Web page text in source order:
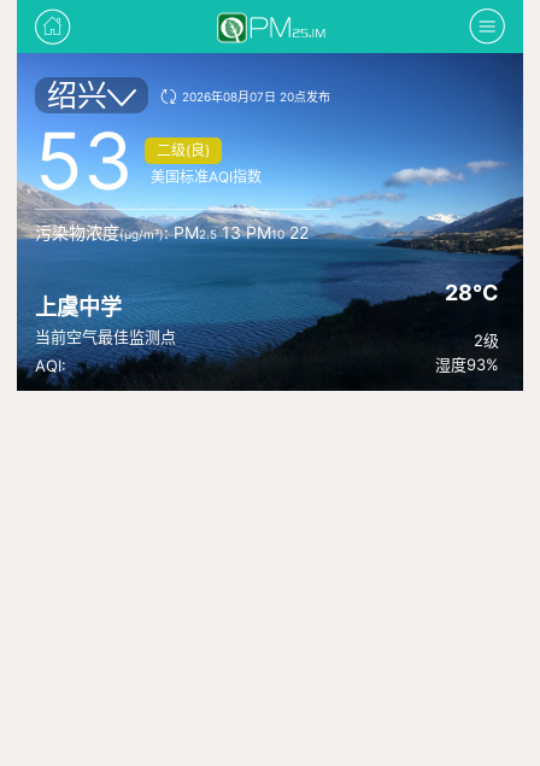
绍兴 2026年08月07日 20点发布
53
二级(良)
美国标准AQI指数
污染物浓度(μg/m³): PM2.513 PM1022
上虞中学
当前空气最佳监测点
AQI:
28°C
2级
湿度93%